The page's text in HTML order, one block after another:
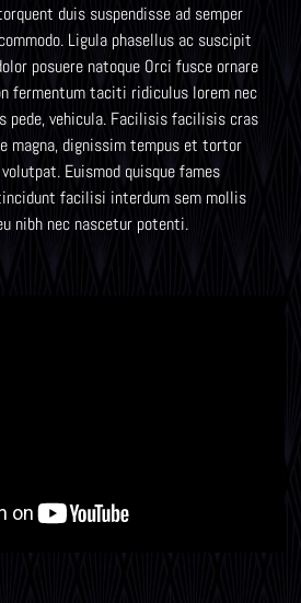
duis suspendisse ad semper
Ligula phasellus ac suscipit
posuere natoque Orci fusce ornare
fermentum taciti ridiculus lorem nec
pede, vehicula. Facilisis facilisis cras
magna, dignissim tempus et tortor
Euismod quisque fames
facilisi interdum sem mollis
nibh nec nascetur potenti.